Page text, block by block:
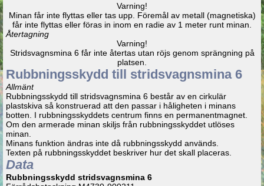
Varning!
Minan får inte flyttas eller tas upp. Föremål av metall (magnetiska)
får inte flyttas eller föras in inom en radie av 1 meter runt minan.
Återtagning
Varning!
Stridsvagnsmina 6 får inte återtas utan röjs genom sprängning på
platsen.
Rubbningsskydd till stridsvagnsmina 6
Allmänt
Rubbningsskydd till stridsvagnsmina 6 består av en cirkulär
plastskiva så konstruerad att den passar i håligheten i minans
botten. I rubbningsskyddets centrum finns en permanentmagnet.
Om den armerade minan skiljs från rubbningsskyddet utlöses
minan.
Minans funktion ändras inte då rubbningsskydd används.
Texten på rubbningsskyddet beskriver hur det skall placeras.
Data
Rubbningsskydd stridsvagnsmina 6